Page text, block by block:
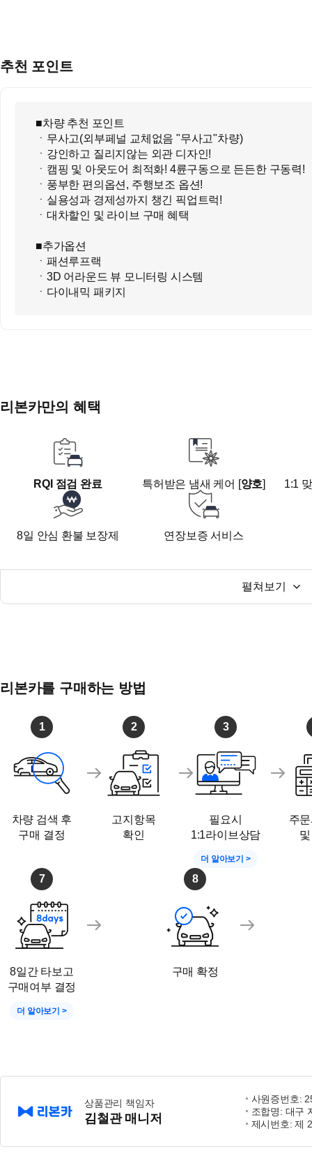
추천 포인트
■차량 추천 포인트
ㆍ무사고(외부페널 교체없음 "무사고"차량)
ㆍ강인하고 질리지않는 외관 디자인!
ㆍ캠핑 및 아웃도어 최적화! 4륜구동으로 든든한 구동력!
ㆍ풍부한 편의옵션, 주행보조 옵션!
ㆍ실용성과 경제성까지 챙긴 픽업트럭!
ㆍ대차할인 및 라이브 구매 혜택
■추가옵션
ㆍ패션루프랙
ㆍ3D 어라운드 뷰 모니터링 시스템
ㆍ다이내믹 패키지
ㆍ스마트 드라이빙 패키지2
(긴급 제동 보조, 전방 충돌 경고, 차선 이탈 경고, 스마트
ㆍ사이드 & 커튼 에어백
■ 오시는길
대구광역시 동구 안심로59길22 신서랜드 1층
지하철 1호선 반야월역 4번 출구 도보 10분
리본카만의 혜택
RQI 점검 완료 특허받은 냄새 케어 [양호] 1:1
8일 안심 환불 보장제 연장보증 서비스
펼쳐보기
리본카를 구매하는 방법
1
차량 검색 후
구매 결정
2
고지항목
확인
3
필요시
1:1라이브상담
더 알아보기 >
주
7
8일간 타보고
구매여부 결정
더 알아보기 >
8
구매 확정
상품관리 책임자
김철관 매니저
사원증번호:
조합명: 대구
제시번호: 제